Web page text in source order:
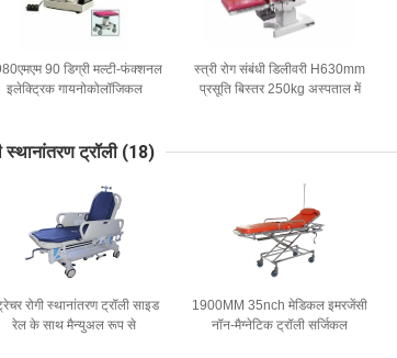
90 डिग्री मल्टी-फंक्शनल
इलेक्ट्रिक गायनोकोलॉजिकल
स्त्री रोग संबंधी डिलीवरी H630mm
प्रसूति बिस्तर 250kg अस्पताल में
स्थानांतरण ट्रॉली (18)
रोगी स्थानांतरण ट्रॉली साइड
रेल के साथ मैन्युअल रूप से
1900MM 35nch मेडिकल इमरजेंसी
नॉन-मैग्नेटिक ट्रॉली सर्जिकल